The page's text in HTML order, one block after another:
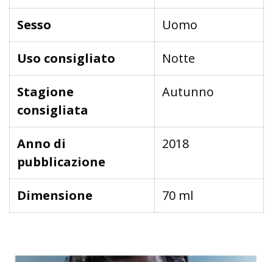
Sesso Uomo
Uso consigliato Notte
Stagione
consigliata
Autunno
Anno di
pubblicazione
2018
Dimensione 70 ml